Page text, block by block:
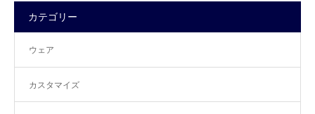
カテゴリー
ウェア
カスタマイズ